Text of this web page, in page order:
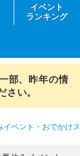
イベント
ランキング
部、昨年の情
い。
イベント・おでかけ